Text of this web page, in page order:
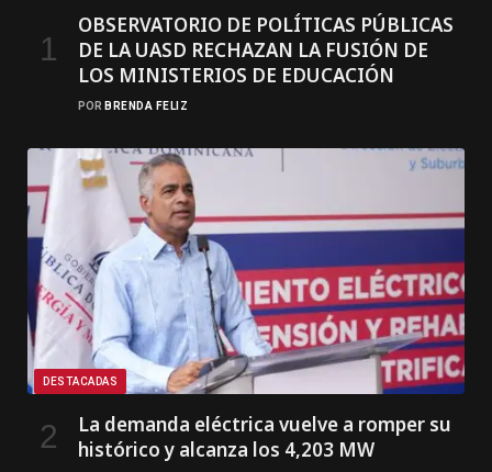
OBSERVATORIO DE POLÍTICAS PÚBLICAS
DE LA UASD RECHAZAN LA FUSIÓN DE
LOS MINISTERIOS DE EDUCACIÓN
POR BRENDA FELIZ
DESTACADAS
La demanda eléctrica vuelve a romper su
histórico y alcanza los 4,203 MW